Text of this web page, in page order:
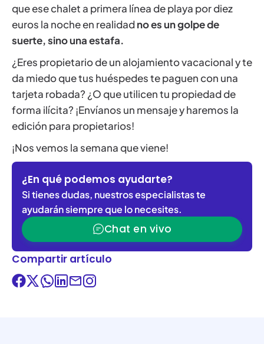
que ese chalet a primera línea de playa por diez
euros la noche en realidadno es un golpe de
suerte, sino una estafa.
¿Eres propietario de un alojamiento vacacional y te
da miedo que tus huéspedes te paguen con una
tarjeta robada? ¿O que utilicen tu propiedad de
forma ilícita? ¡Envíanos un mensaje y haremos la
edición para propietarios!
¡Nos vemos la semana que viene!
¿En qué podemos ayudarte?
Si tienes dudas, nuestros especialistas te
ayudarán siempre que lo necesites.
Chat en vivo
Compartir artículo